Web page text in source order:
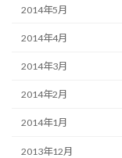
2014年5月
2014年4月
2014年3月
2014年2月
2014年1月
2013年12月